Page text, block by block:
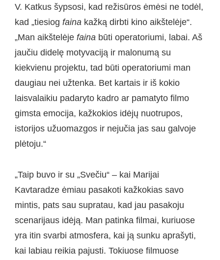
V. Katkus šypsosi, kad režisūros ėmėsi ne todėl,
kad „tiesiog faina kažką dirbti kino aikštelėje“.
„Man aikštelėje faina būti operatoriumi, labai. Aš
jaučiu didelę motyvaciją ir malonumą su
kiekvienu projektu, tad būti operatoriumi man
daugiau nei užtenka. Bet kartais ir iš kokio
laisvalaikiu padaryto kadro ar pamatyto filmo
gimsta emocija, kažkokios idėjų nuotrupos,
istorijos užuomazgos ir nejučia jas sau galvoje
plėtoju.“
„Taip buvo ir su „Svečiu“ – kai Marijai
Kavtaradze ėmiau pasakoti kažkokias savo
mintis, pats sau supratau, kad jau pasakoju
scenarijaus idėją. Man patinka filmai, kuriuose
yra itin svarbi atmosfera, kai ją sunku aprašyti,
kai labiau reikia pajusti. Tokiuose filmuose